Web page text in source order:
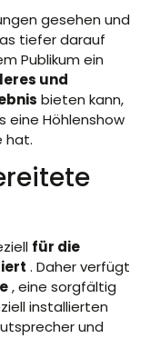
gesehen und
tiefer darauf
Publikum ein
und
bieten kann,
eine Höhlenshow
hat.
für die
. Daher verfügt
, eine sorgfältig
installierten
und